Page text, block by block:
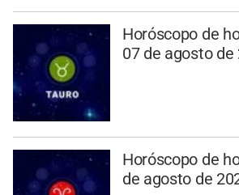
Horóscopo de
07 de agosto de
Horóscopo de
de agosto de